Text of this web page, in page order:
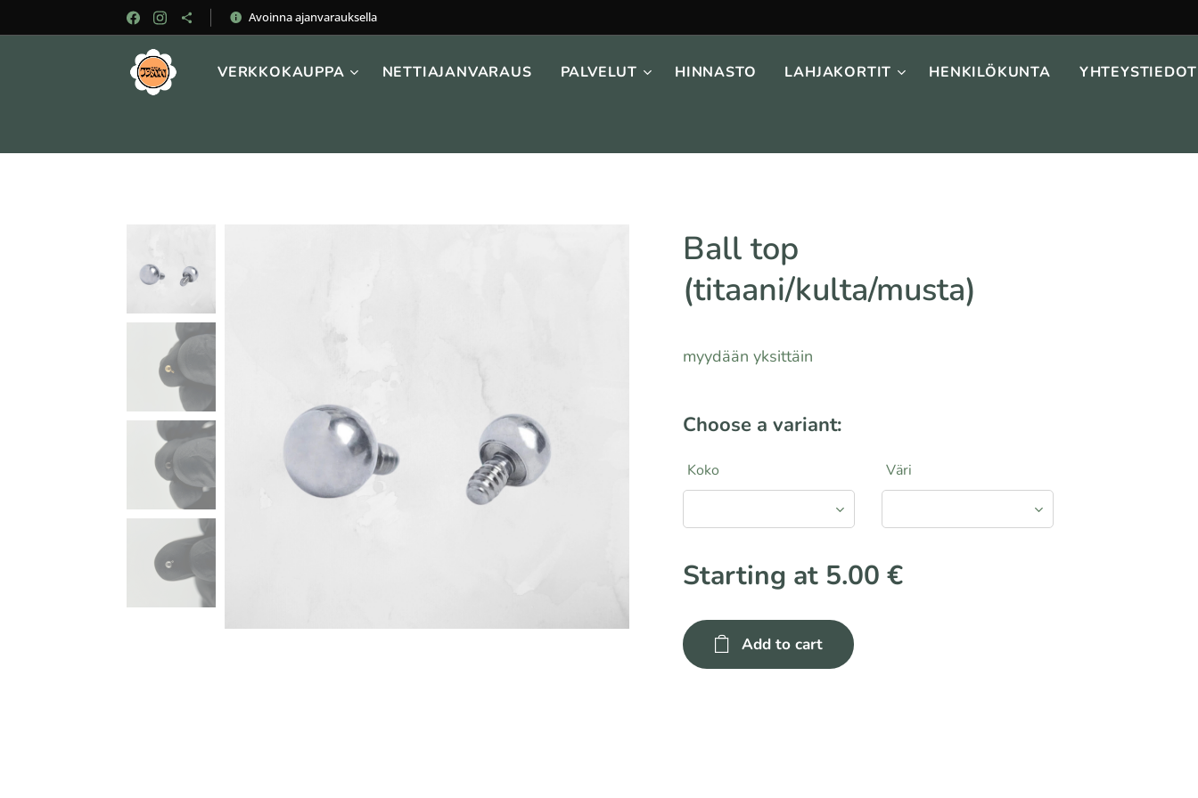
Avoinna ajanvarauksella
VERKKOKAUPPA NETTIAJANVARAUS PALVELUT HINNASTO LAHJAKORTIT HENKILÖKUNTA YHTEYSTIEDOT
Ball top
(titaani/kulta/musta)
myydään yksittäin
Choose a variant:
Koko Väri
Starting at 5.00 €
Add to cart